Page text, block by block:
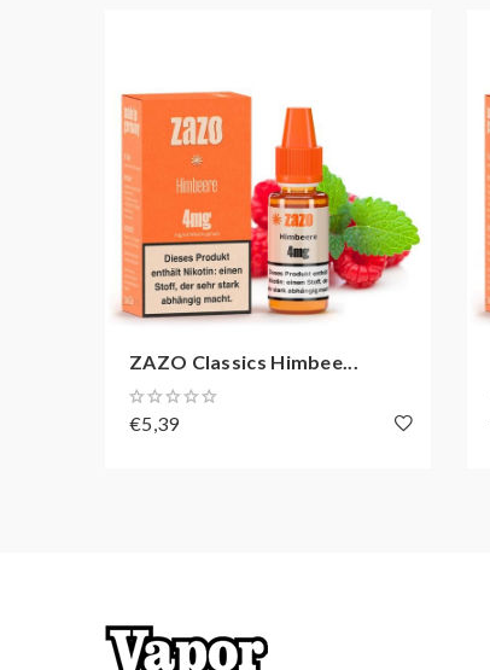
ZAZO Classics Himbee...
€5,39